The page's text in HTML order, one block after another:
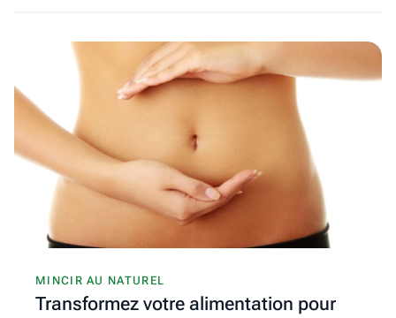
MINCIR AU NATUREL
Transformez votre alimentation pour